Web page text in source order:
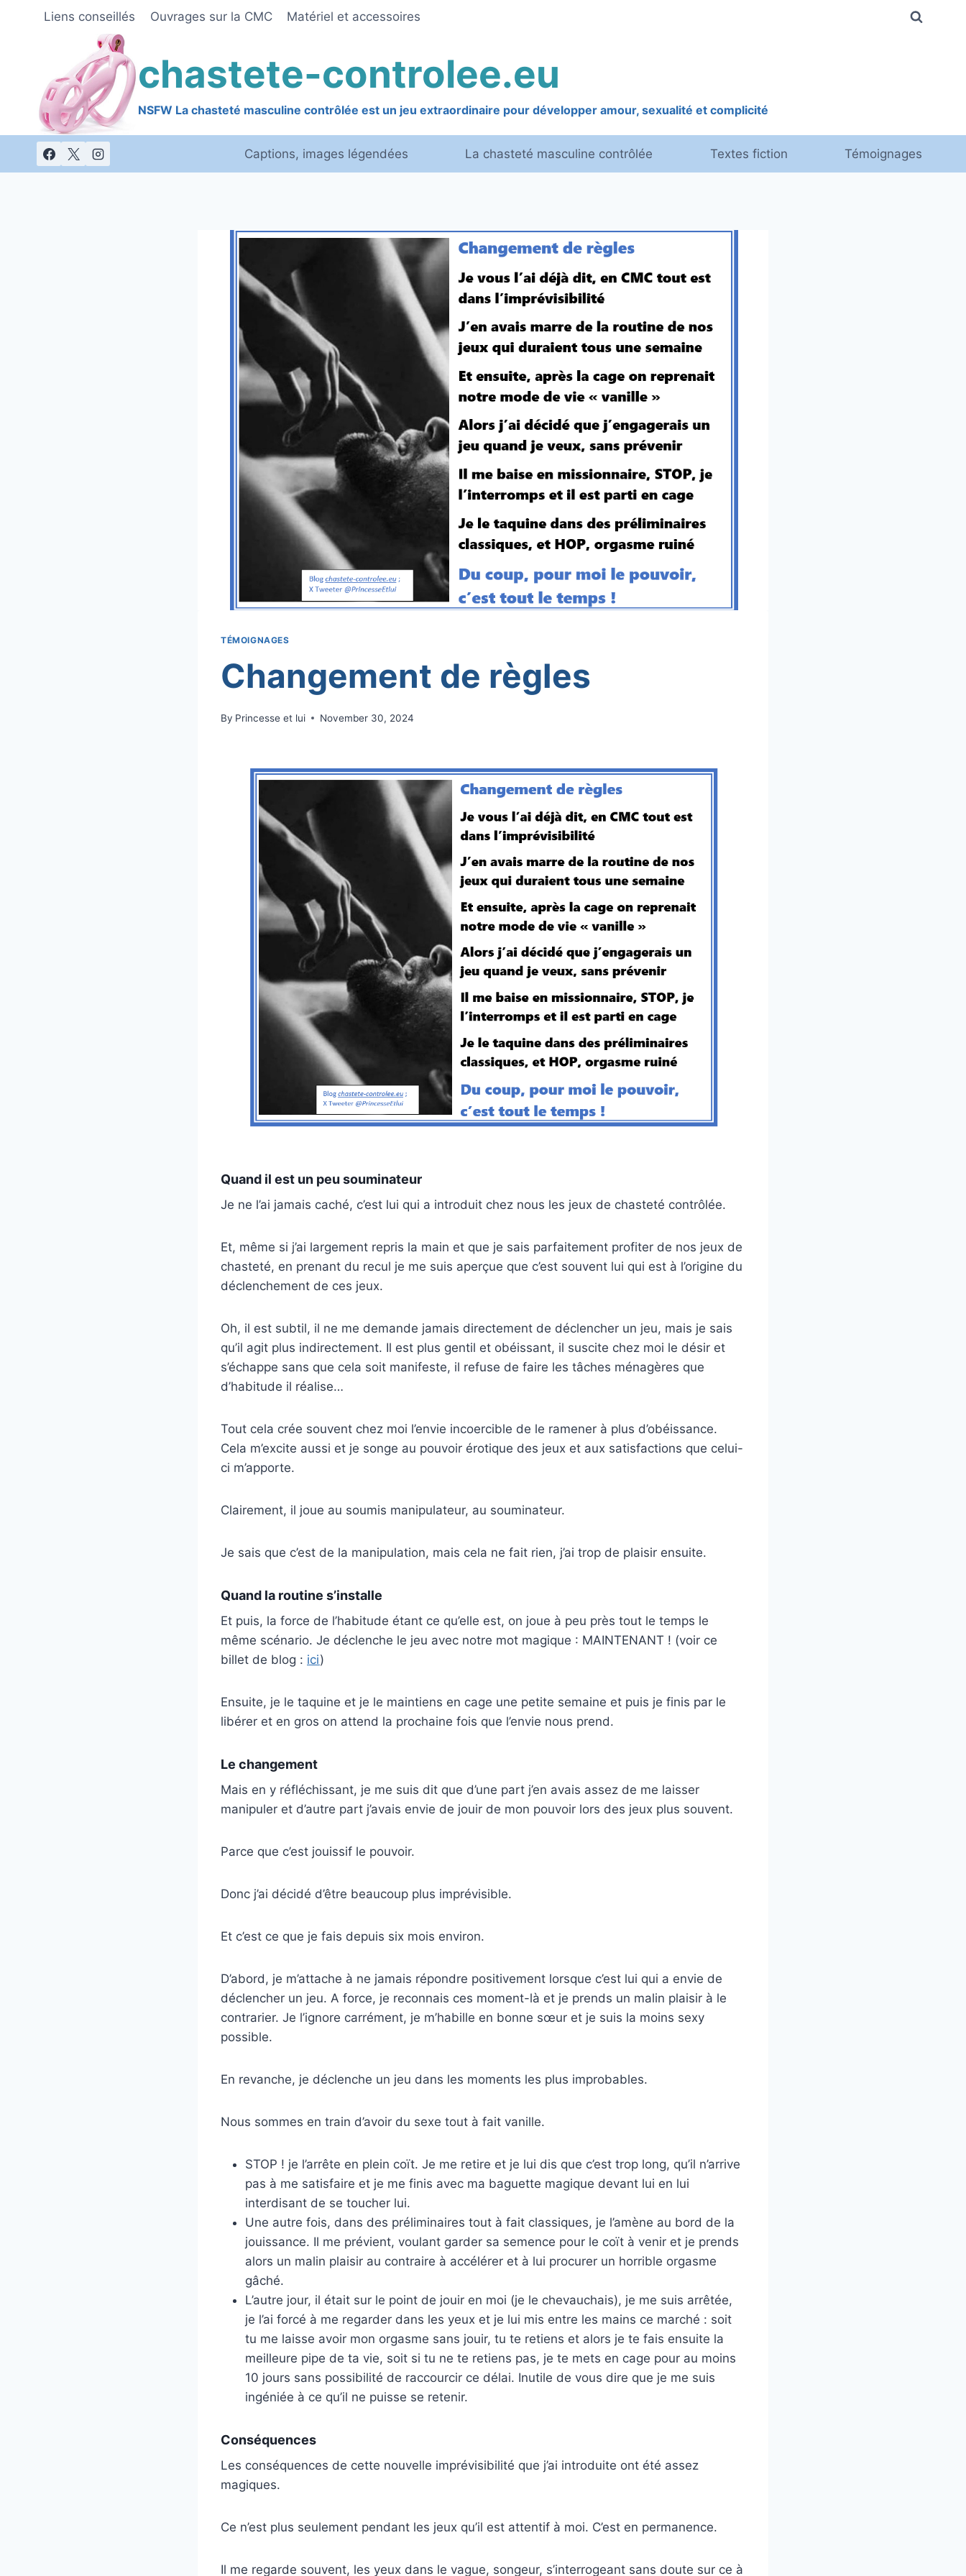
Liens conseillés Ouvrages sur la CMC Matériel et accessoires
chastete-controlee.eu
NSFW La chasteté masculine contrôlée est un jeu extraordinaire pour développer amour, sexualité et complicité
Captions, images légendées La chasteté masculine contrôlée Textes fiction Témoignages
TÉMOIGNAGES
Changement de règles
By Princesse et lui November 30, 2024
Quand il est un peu souminateur
Je ne l’ai jamais caché, c’est lui qui a introduit chez nous les jeux de chasteté contrôlée.
Et, même si j’ai largement repris la main et que je sais parfaitement profiter de nos jeux de
chasteté, en prenant du recul je me suis aperçue que c’est souvent lui qui est à l’origine du
déclenchement de ces jeux.
Oh, il est subtil, il ne me demande jamais directement de déclencher un jeu, mais je sais
qu’il agit plus indirectement. Il est plus gentil et obéissant, il suscite chez moi le désir et
s’échappe sans que cela soit manifeste, il refuse de faire les tâches ménagères que
d’habitude il réalise…
Tout cela crée souvent chez moi l’envie incoercible de le ramener à plus d’obéissance.
Cela m’excite aussi et je songe au pouvoir érotique des jeux et aux satisfactions que celui-
ci m’apporte.
Clairement, il joue au soumis manipulateur, au souminateur.
Je sais que c’est de la manipulation, mais cela ne fait rien, j’ai trop de plaisir ensuite.
Quand la routine s’installe
Et puis, la force de l’habitude étant ce qu’elle est, on joue à peu près tout le temps le
même scénario. Je déclenche le jeu avec notre mot magique : MAINTENANT ! (voir ce
billet de blog : ici)
Ensuite, je le taquine et je le maintiens en cage une petite semaine et puis je finis par le
libérer et en gros on attend la prochaine fois que l’envie nous prend.
Le changement
Mais en y réfléchissant, je me suis dit que d’une part j’en avais assez de me laisser
manipuler et d’autre part j’avais envie de jouir de mon pouvoir lors des jeux plus souvent.
Parce que c’est jouissif le pouvoir.
Donc j’ai décidé d’être beaucoup plus imprévisible.
Et c’est ce que je fais depuis six mois environ.
D’abord, je m’attache à ne jamais répondre positivement lorsque c’est lui qui a envie de
déclencher un jeu. A force, je reconnais ces moment-là et je prends un malin plaisir à le
contrarier. Je l’ignore carrément, je m’habille en bonne sœur et je suis la moins sexy
possible.
En revanche, je déclenche un jeu dans les moments les plus improbables.
Nous sommes en train d’avoir du sexe tout à fait vanille.
STOP ! je l’arrête en plein coït. Je me retire et je lui dis que c’est trop long, qu’il n’arrive
pas à me satisfaire et je me finis avec ma baguette magique devant lui en lui
interdisant de se toucher lui.
Une autre fois, dans des préliminaires tout à fait classiques, je l’amène au bord de la
jouissance. Il me prévient, voulant garder sa semence pour le coït à venir et je prends
alors un malin plaisir au contraire à accélérer et à lui procurer un horrible orgasme
gâché.
L’autre jour, il était sur le point de jouir en moi (je le chevauchais), je me suis arrêtée,
je l’ai forcé à me regarder dans les yeux et je lui mis entre les mains ce marché : soit
tu me laisse avoir mon orgasme sans jouir, tu te retiens et alors je te fais ensuite la
meilleure pipe de ta vie, soit si tu ne te retiens pas, je te mets en cage pour au moins
10 jours sans possibilité de raccourcir ce délai. Inutile de vous dire que je me suis
ingéniée à ce qu’il ne puisse se retenir.
Conséquences
Les conséquences de cette nouvelle imprévisibilité que j’ai introduite ont été assez
magiques.
Ce n’est plus seulement pendant les jeux qu’il est attentif à moi. C’est en permanence.
Il me regarde souvent, les yeux dans le vague, songeur, s’interrogeant sans doute sur ce à